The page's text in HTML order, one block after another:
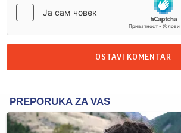
OSTAVI KOMENTAR